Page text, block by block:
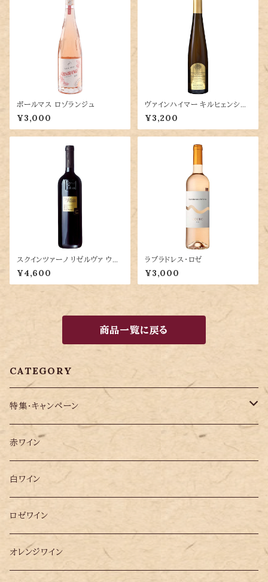
ポールマス ロゾランジュ
¥3,000
ヴァインハイマー キルヒェンシュ
トゥック フクセルレーベ トロッケ
ンベーレンアウスレーゼ
¥3,200
スクインツァーノ リゼルヴァ ウイ
リエーザ
¥4,600
ラブラドレス・ロゼ
¥3,000
商品一覧に戻る
CATEGORY
特集・キャンペーン
ソムリエ松田 2025年 ベスト10選ワイン
大阪万博ポルトガル・パビリオンで提供したワイン10選
赤ワイン
白ワイン
ロゼワイン
オレンジワイン